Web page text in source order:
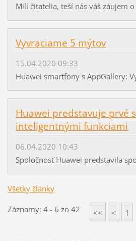
Milí čitatelia, teší nás váš záujem
Vyvraciame 5 mýtov
15.04.2020 09:33
Huawei smartfóny s AppGallery:
Huawei predstavuje prvé
inteligentnými funkciami
06.04.2020 10:43
Spoločnosť Huawei predstavila
Všetky články
Záznamy: 4 - 6 zo 42 << < 1